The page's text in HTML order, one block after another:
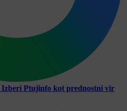
Izberi Ptujinfo kot prednostni vir